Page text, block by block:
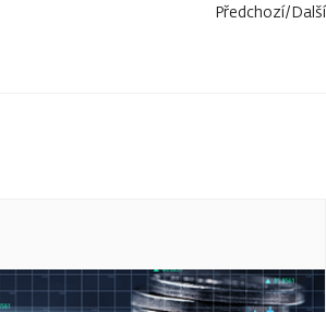
Předchozí/Další